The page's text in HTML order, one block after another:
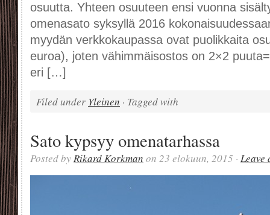
osuutta. Yhteen osuuteen ensi vuonna
omenasato syksyllä 2016
myydän verkkokaupassa ovat puolikkaita
euroa), joten vähimmäisostos on 2×2
eri […]
Filed under Yleinen · Tagged with
Sato kypsyy omenatarhassa
Posted by Rikard Korkman on 23 elokuun, 2015 · Leave